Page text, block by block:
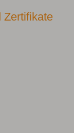
Zertifikate